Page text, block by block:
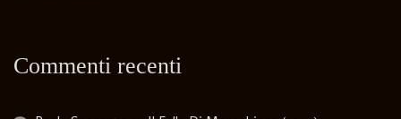
Commenti recenti